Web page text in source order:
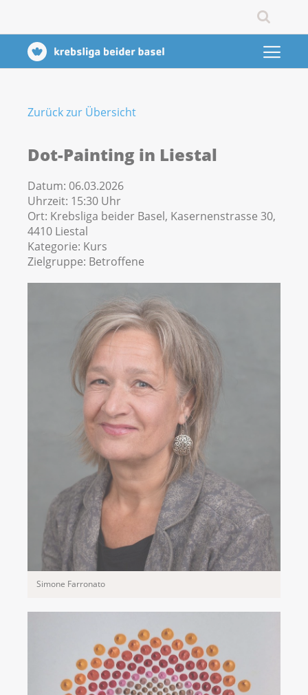
Zurück zur Übersicht
Dot-Painting in Liestal
Datum: 06.03.2026
Uhrzeit: 15:30 Uhr
Ort: Krebsliga beider Basel, Kasernenstrasse 30,
4410 Liestal
Kategorie: Kurs
Zielgruppe: Betroffene
Simone Farronato